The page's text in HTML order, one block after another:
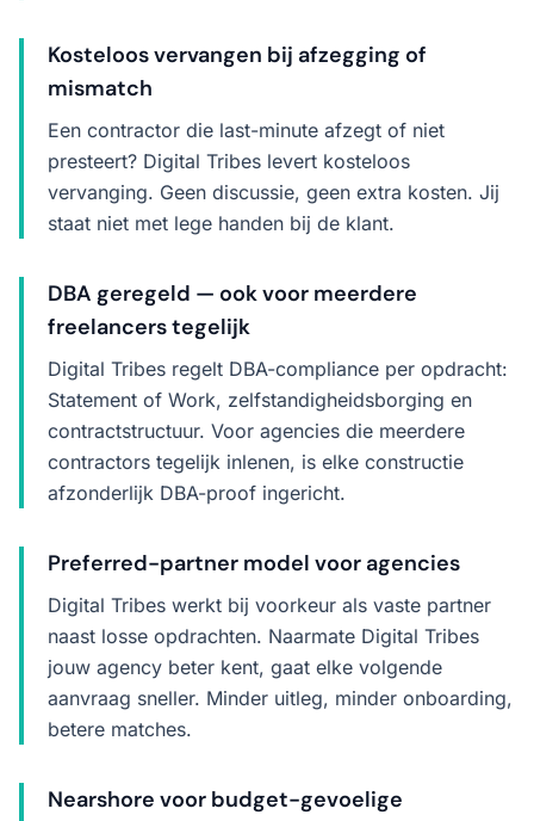
Kosteloos vervangen bij afzegging of
mismatch
Een contractor die last-minute afzegt of niet
presteert? Digital Tribes levert kosteloos
vervanging. Geen discussie, geen extra kosten. Jij
staat niet met lege handen bij de klant.
DBA geregeld — ook voor meerdere
freelancers tegelijk
Digital Tribes regelt DBA-compliance per opdracht:
Statement of Work, zelfstandigheidsborging en
contractstructuur. Voor agencies die meerdere
contractors tegelijk inlenen, is elke constructie
afzonderlijk DBA-proof ingericht.
Preferred-partner model voor agencies
Digital Tribes werkt bij voorkeur als vaste partner
naast losse opdrachten. Naarmate Digital Tribes
jouw agency beter kent, gaat elke volgende
aanvraag sneller. Minder uitleg, minder onboarding,
betere matches.
Nearshore voor budget-gevoelige